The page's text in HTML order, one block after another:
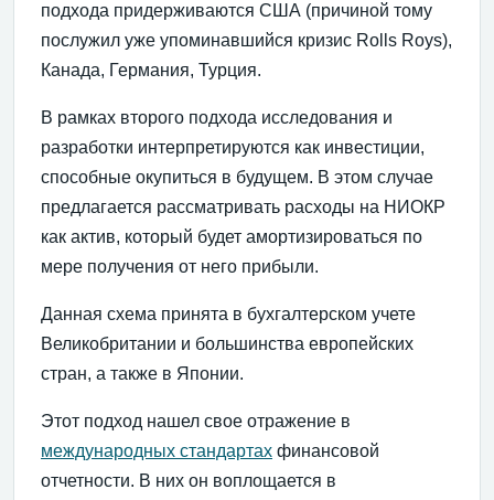
подхода придерживаются США (причиной тому
послужил уже упоминавшийся кризис Rolls Roys),
Канада, Германия, Турция.
В рамках второго подхода исследования и
разработки интерпретируются как инвестиции,
способные окупиться в будущем. В этом случае
предлагается рассматривать расходы на НИОКР
как актив, который будет амортизироваться по
мере получения от него прибыли.
Данная схема принята в бухгалтерском учете
Великобритании и большинства европейских
стран, а также в Японии.
Этот подход нашел свое отражение в
международных стандартах финансовой
отчетности. В них он воплощается в